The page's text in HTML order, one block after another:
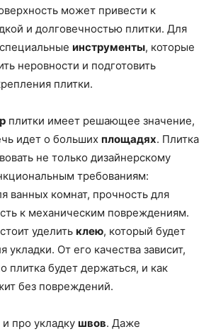
может привести к
и долговечностью плитки. Для
инструменты, которые
неровности и подготовить
плитки.
плитки имеет решающее значение,
идет о больших площадях. Плитка
не только дизайнерскому
требованиям:
ванных комнат, прочность для
к механическим повреждениям.
уделить клею, который будет
укладки. От его качества зависит,
плитка будет держаться, и как
без повреждений.
про укладку швов. Даже